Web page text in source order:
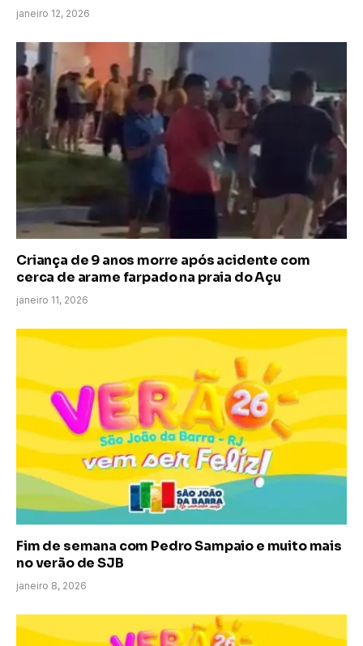
janeiro 12, 2026
Criança de 9 anos morre após acidente com
cerca de arame farpado na praia do Açu
janeiro 11, 2026
Fim de semana com Pedro Sampaio e muito mais
no verão de SJB
janeiro 8, 2026